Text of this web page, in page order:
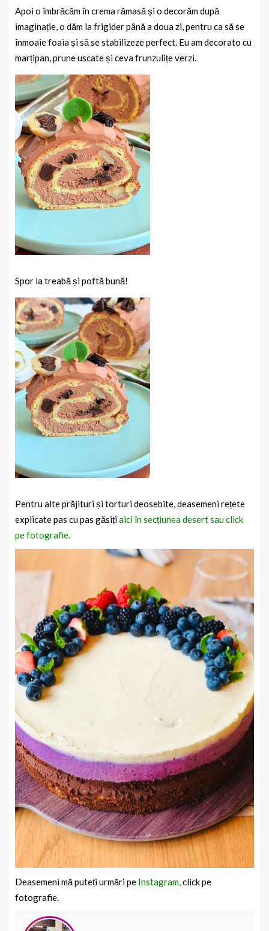
Apoi o îmbrăcăm în crema rămasă și o decorăm după
imaginație, o dăm la frigider până a doua zi, pentru ca să se
înmoaie foaia și să se stabilizeze perfect. Eu am decorato cu
marțipan, prune uscate și ceva frunzulițe verzi.
Spor la treabă și poftă bună!
Pentru alte prăjituri și torturi deosebite, deasemeni rețete
explicate pas cu pas găsițiaici în secțiunea desert sau click
pe fotografie.
Deasemeni mă puteți urmări pe Instagram,click pe
fotografie.